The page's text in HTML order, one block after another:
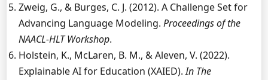
Zweig, G., & Burges, C. J. (2012). A Challenge Set for
Advancing Language Modeling. Proceedings of the
NAACL-HLT Workshop.
Holstein, K., McLaren, B. M., & Aleven, V. (2022).
Explainable AI for Education (XAIED).In The